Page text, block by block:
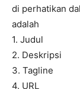
di perhatikan
adalah
1. Judul
2. Deskripsi
3. Tagline
4. URL